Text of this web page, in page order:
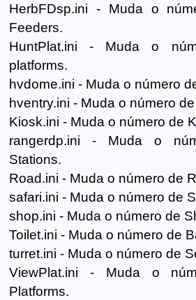
HerbFDsp.ini - Muda o
Feeders.
HuntPlat.ini - Muda o
platforms.
hvdome.ini - Muda o número
hventry.ini - Muda o número
Kiosk.ini - Muda o número de
rangerdp.ini - Muda o
Stations.
Road.ini - Muda o número de
safari.ini - Muda o número de
shop.ini - Muda o número de
Toilet.ini - Muda o número de
turret.ini - Muda o número de
ViewPlat.ini - Muda o
Platforms.